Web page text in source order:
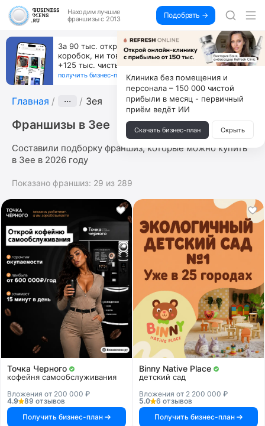
Находим лучшие
франшизы с 2013
Подобрать →
За 90 тыс. открой магазин на Авито, дома ни
коробок, ни товара, ни склада, зато каждый месяц
+125 тыс. чистыми
получить бизнес-план ↓
Главная ··· Зея
Франшизы в Зее
Составили подборку франшиз, которые можно купить
в Зее в 2026 году
Показано франшиз: 29 из 289
Точка Черного
кофейня самообслуживания
Вложения от 200 000 ₽
4.9
89 отзывов
Получить бизнес-план
Binny Native Place
детский сад
Вложения от 2 200 000 ₽
5.0
6 отзывов
Получить бизнес-план
Клиника без помещения и
персонала – 150 000 чистой
прибыли в месяц - первичный
приём ведёт ИИ
Скачать бизнес-план Скрыть